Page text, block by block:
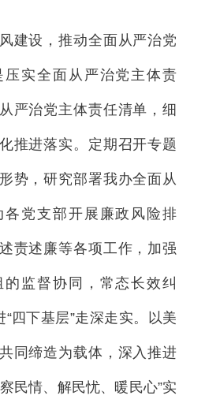
设，推动全面从严治党
实全面从严治党主体责
严治党主体责任清单，细
推进落实。定期召开专题
势，研究部署我办全面从
党支部开展廉政风险排
责述廉等各项工作，加强
监督协同，常态长效纠
“四下基层”走深走实。以美
同缔造为载体，深入推进
民情、解民忧、暖民心”实